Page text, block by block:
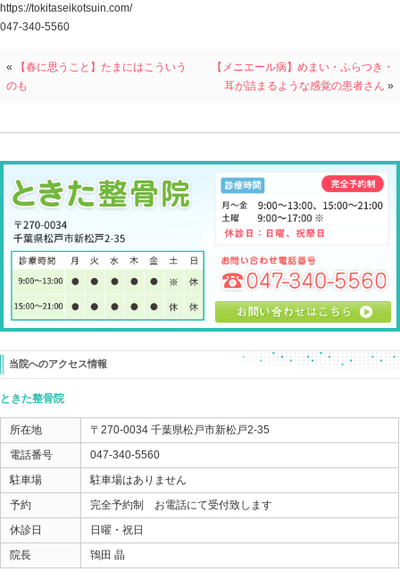
そして 股関節 足首 アキレス腱の痛みがラクに。
A 決してサボっているわけではなく（笑）
選手として上手く体が使える状態を
簡単に家で作れるようになっていただくため
なんです。
初回の施術が終わり、院内での動作では大丈夫になって
家でも今回やったことをしてあげてください。
そして、
というのが先日の2回目の来院。
痛みなく普通にプレーが出来ました！
不安なくプレーできるようで・・・
不思議な感じです・・・！ とのこと。
お子さんの 股関節 足首 アキレス腱 治したのはお
道理が分かれば修正が簡単に出来ることも意外にあるの
あまりにも調子が良く、施術で修正するところもなかっ
カラダのにしっかり力が入るように